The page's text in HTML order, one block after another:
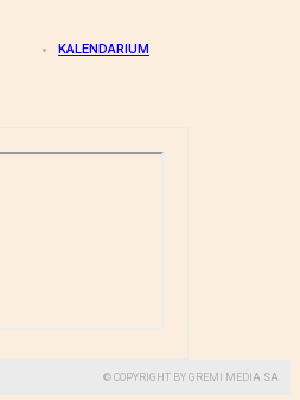
KALENDARIUM
© COPYRIGHT BY GREMI MEDIA SA